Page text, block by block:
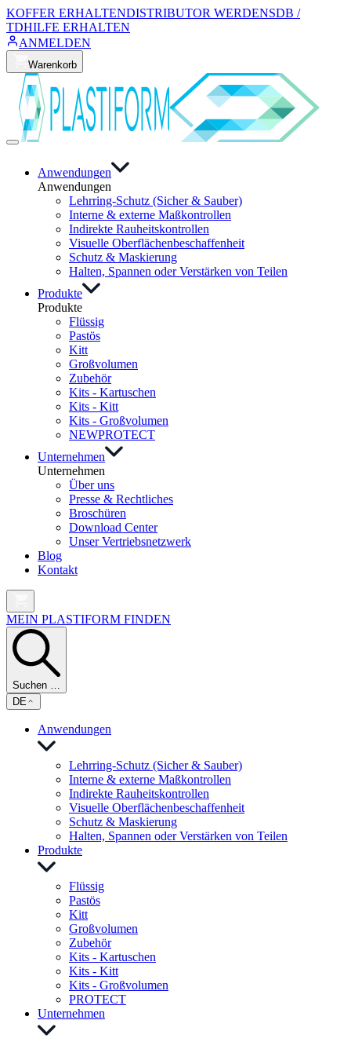
KOFFER ERHALTENDISTRIBUTOR WERDENSDB /
TDHILFE ERHALTEN
ANMELDEN
Warenkorb
Anwendungen
Anwendungen
Lehrring-Schutz (Sicher & Sauber)
Interne & externe Maßkontrollen
Indirekte Rauheitskontrollen
Visuelle Oberflächenbeschaffenheit
Schutz & Maskierung
Halten, Spannen oder Verstärken von Teilen
Produkte
Produkte
Flüssig
Pastös
Kitt
Großvolumen
Zubehör
Kits - Kartuschen
Kits - Kitt
Kits - Großvolumen
NEWPROTECT
Unternehmen
Unternehmen
Über uns
Presse & Rechtliches
Broschüren
Download Center
Unser Vertriebsnetzwerk
Blog
Kontakt
MEIN PLASTIFORM FINDEN
Suchen …
DE
Anwendungen
Lehrring-Schutz (Sicher & Sauber)
Interne & externe Maßkontrollen
Indirekte Rauheitskontrollen
Visuelle Oberflächenbeschaffenheit
Schutz & Maskierung
Halten, Spannen oder Verstärken von Teilen
Produkte
Flüssig
Pastös
Kitt
Großvolumen
Zubehör
Kits - Kartuschen
Kits - Kitt
Kits - Großvolumen
PROTECT
Unternehmen